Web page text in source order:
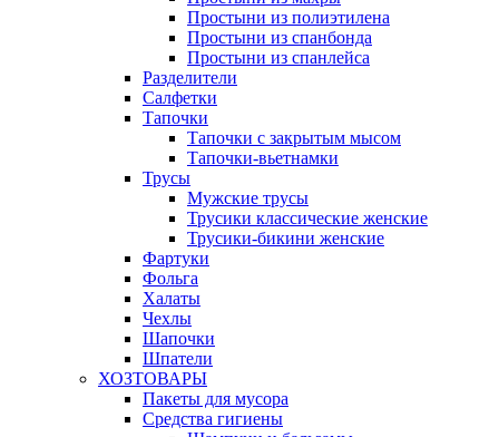
Простыни из полиэтилена
Простыни из спанбонда
Простыни из спанлейса
Разделители
Салфетки
Тапочки
Тапочки с закрытым мысом
Тапочки-вьетнамки
Трусы
Мужские трусы
Трусики классические женские
Трусики-бикини женские
Фартуки
Фольга
Халаты
Чехлы
Шапочки
Шпатели
ХОЗТОВАРЫ
Пакеты для мусора
Средства гигиены